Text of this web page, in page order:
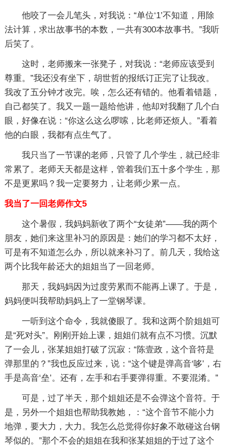
他咬了一会儿笔头，对我说：“单位‘1’不知道，用除
法计算，求出故事书的本数，一共有300本故事书。”我听
后笑了。
这时，老师搬来一张凳子，对我说：“老师应该受到
尊重。”我还没有坐下，胡世哲的报纸订正完了让我改。
我改了五分钟才改完。唉，怎么还有错的。他看着错题，
自己都笑了。我又一题一题给他讲，他却对我翻了几个白
眼，好像在说：“你这么这么啰嗦，比老师还烦人。”看着
他的白眼，我都有点生气了。
我只当了一节课的老师，只管了几个学生，就已经非
常累了。老师天天都是这样，管着我们五十多个学生，那
不是更累吗？我一定要努力，让老师少累一点。
我当了一回老师作文5
这个暑假，我妈妈新收了两个“女徒弟”——我的两个
朋友，她们来这里补习的原因是：她们的学习都不太好，
可是有不知道怎么办，所以就来补习了。前几天，我给这
两个比我年龄还大的姐姐当了一回老师。
那天，我妈妈因为过度劳累而不能再上课了。于是，
妈妈便叫我帮助妈妈上了一堂钢琴课。
一听到这个命令，我就傻眼了。我和这两个阶姐姐可
是“死对头”。刚刚开始上课，姐姐们就有点不习惯。沉默
了一会儿，张某姐姐打破了沉寂：“陈壹政，这个音符是
弹那里的？”我也反应过来，说：“这个键是弹高音‘哆’，右
手是高音‘垒’。还有，左手和右手要弹得重。不要混淆。”
可是，过了半天，那个姐姐还是不会弹这个音符。于
是，另外一个姐姐也帮助我教她，：“这个音节不能小力
地弹，要大力，大力。我怎么总觉得你好象不敢碰这台钢
琴似的。”那个不会的姐姐在我和张某姐姐的于过了这个